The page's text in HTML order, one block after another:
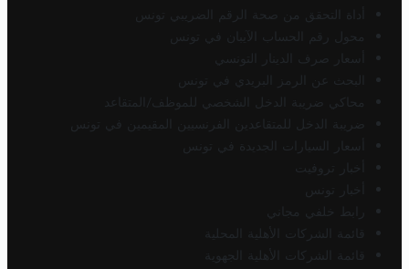
أداة التحقق من صحة الرقم الضريبي تونس
محول رقم الحساب الآيبان في تونس
أسعار صرف الدينار التونسي
البحث عن الرمز البريدي في تونس
محاكي ضريبة الدخل الشخصي للموظف/المتقاعد
ضريبة الدخل للمتقاعدين الفرنسيين المقيمين في تونس
أسعار السيارات الجديدة في تونس
أخبار تروفيت
أخبار تونس
رابط خلفي مجاني
قائمة الشركات الأهلية المحلية
قائمة الشركات الأهلية الجهوية